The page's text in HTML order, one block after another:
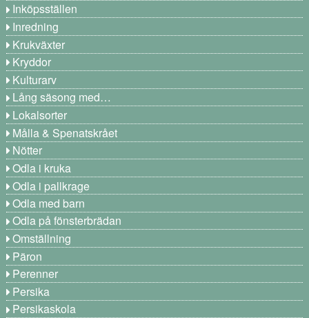
Inköpsställen
Inredning
Krukväxter
Kryddor
Kulturarv
Lång säsong med…
Lokalsorter
Målla & Spenatskrået
Nötter
Odla i kruka
Odla i pallkrage
Odla med barn
Odla på fönsterbrädan
Omställning
Päron
Perenner
Persika
Persikaskola